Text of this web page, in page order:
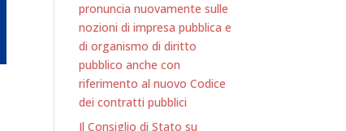
pronuncia nuovamente sulle
nozioni di impresa pubblica e
di organismo di diritto
pubblico anche con
riferimento al nuovo Codice
dei contratti pubblici
Il Consiglio di Stato su